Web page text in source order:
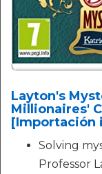
Layton's
Millionaires'
[Importación
Solving
Professor